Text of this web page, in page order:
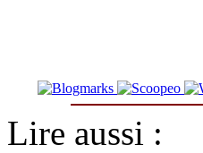
Lire aussi :